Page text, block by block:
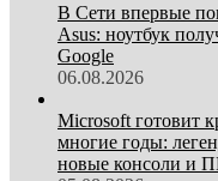
В Сети впервые
Asus: ноутбук
Google
06.08.2026
Microsoft готовит
многие годы:
новые консоли и